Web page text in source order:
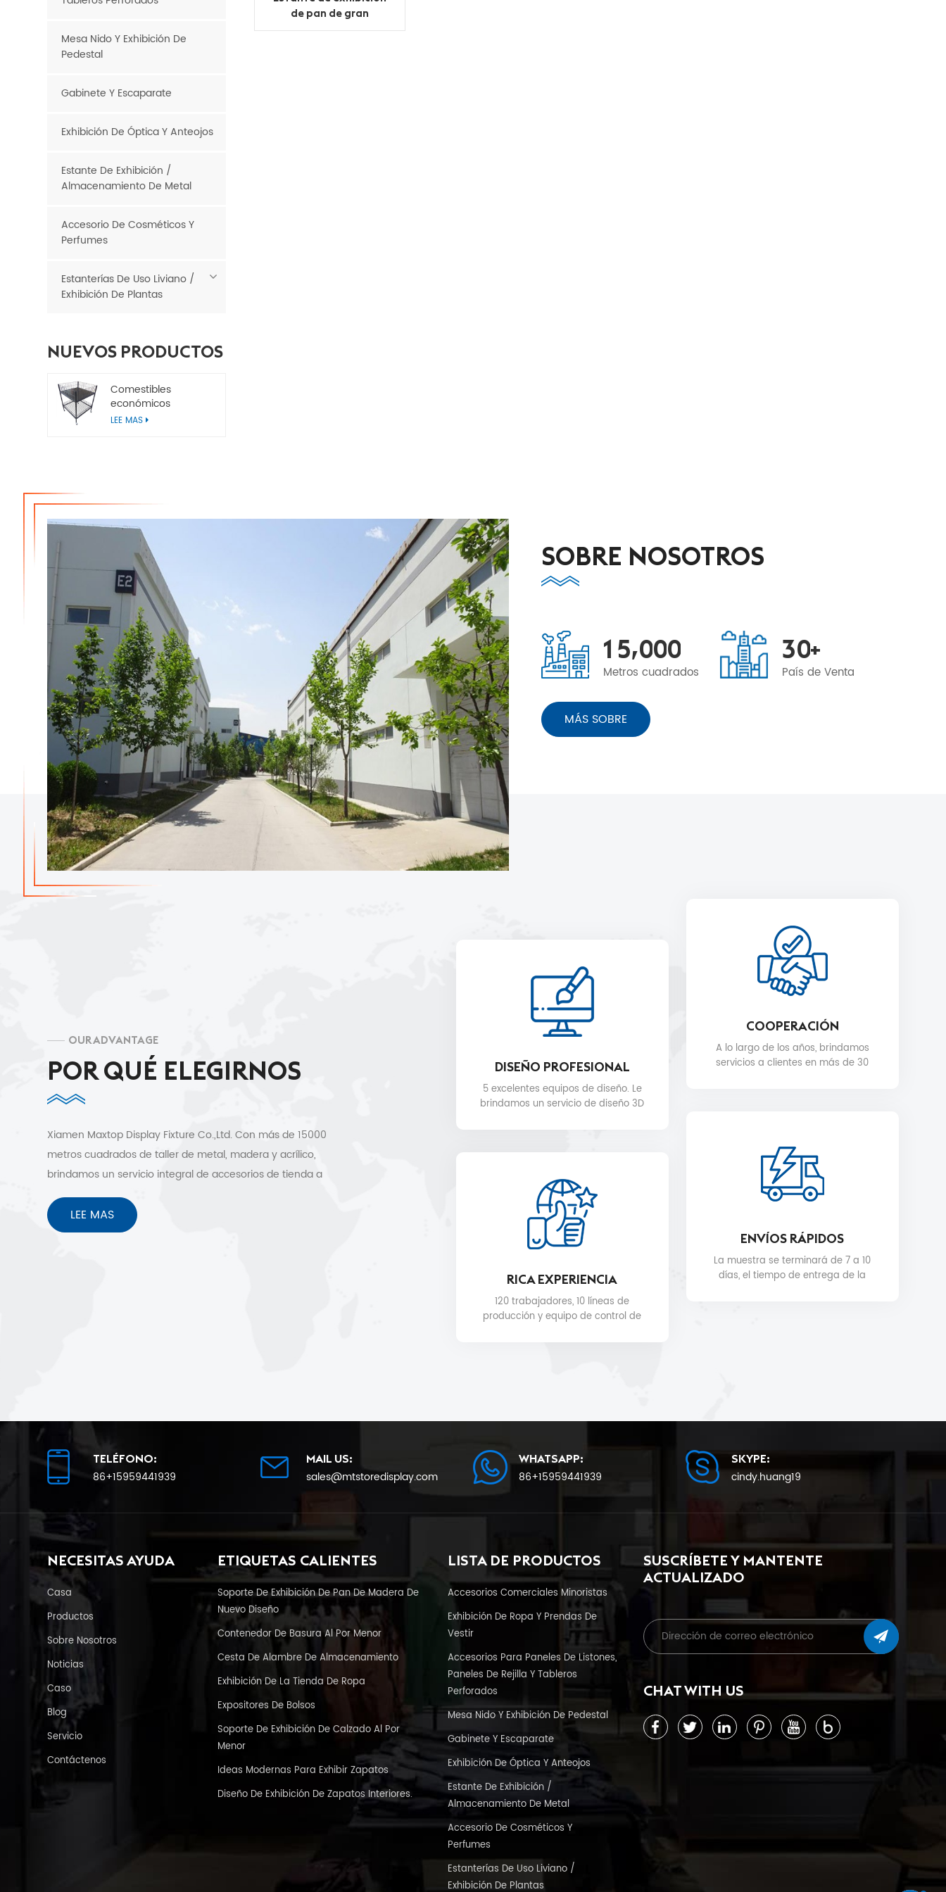
de pan de gran
capacidad de metal de
Mesa Nido Y Exhibición De
Pedestal
Gabinete Y Escaparate
Exhibición De Óptica Y Anteojos
Estante De Exhibición /
Almacenamiento De Metal
Accesorio De Cosméticos Y
Perfumes
Estanterías De Uso Liviano /
Exhibición De Plantas
NUEVOS PRODUCTOS
Comestibles
económicos
Contenedores de
LEE MAS
SOBRE NOSOTROS
1 5,000
Metros cuadrados
30+
País de Venta
MÁS SOBRE
OUR ADVANTAGE
POR QUÉ ELEGIRNOS
Xiamen Maxtop Display Fixture Co.,Ltd. Con más de 15000
metros cuadrados de taller de metal, madera y acrílico,
brindamos un servicio integral de accesorios de tienda a
clientes en más de 30 países. Diseño 3D gratuito, envío
rápido y sin preocupaciones después de los servicios de
venta.
LEE MAS
DISEÑO PROFESIONAL
5 excelentes equipos de diseño. Le
brindamos un servicio de diseño 3D
COOPERACIÓN
A lo largo de los años, brindamos
servicios a clientes en más de 30
RICA EXPERIENCIA
120 trabajadores, 10 líneas de
producción y equipo de control de
producto y la fecha de entrega.
ENVÍOS RÁPIDOS
La muestra se terminará de 7 a 10
días, el tiempo de entrega de la
TELÉFONO:
86+15959441939
MAIL US:
sales@mtstoredisplay.com
WHATSAPP:
86+15959441939
SKYPE:
cindy.huang19
NECESITAS AYUDA
Casa
Productos
Sobre Nosotros
Noticias
Caso
Blog
Servicio
Contáctenos
ETIQUETAS CALIENTES
Soporte De Exhibición De Pan De Madera De
Nuevo Diseño
Contenedor De Basura Al Por Menor
Cesta De Alambre De Almacenamiento
Exhibición De La Tienda De Ropa
Expositores De Bolsos
Soporte De Exhibición De Calzado Al Por
Menor
Ideas Modernas Para Exhibir Zapatos
Diseño De Exhibición De Zapatos Interiores.
LISTA DE PRODUCTOS
Accesorios Comerciales Minoristas
Exhibición De Ropa Y Prendas De
Vestir
Accesorios Para Paneles De Listones,
Paneles De Rejilla Y Tableros
Perforados
Mesa Nido Y Exhibición De Pedestal
Gabinete Y Escaparate
Exhibición De Óptica Y Anteojos
Estante De Exhibición /
Almacenamiento De Metal
Accesorio De Cosméticos Y
Perfumes
Estanterías De Uso Liviano /
Exhibición De Plantas
SUSCRÍBETE Y MANTENTE
ACTUALIZADO
CHAT WITH US